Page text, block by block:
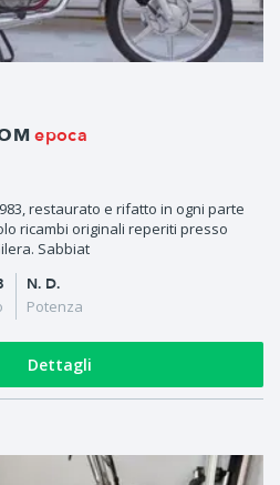
epoca
restaurato e rifatto in ogni parte
ricambi originali reperiti presso
Sabbiat
N. D.
Potenza
Dettagli